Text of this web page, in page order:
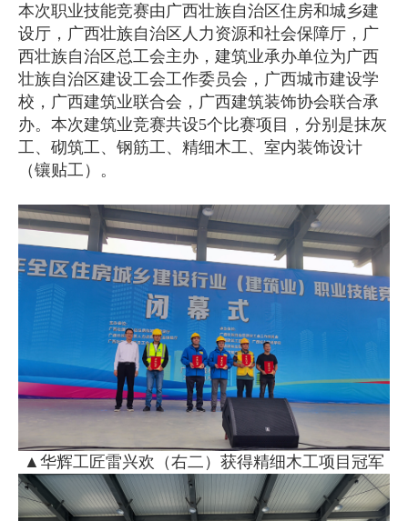
本次职业技能竞赛由广西壮族自治区住房和城乡建
设厅，广西壮族自治区人力资源和社会保障厅，广
西壮族自治区总工会主办，建筑业承办单位为广西
壮族自治区建设工会工作委员会，广西城市建设学
校，广西建筑业联合会，广西建筑装饰协会联合承
办。本次建筑业竞赛共设5个比赛项目，分别是抹灰
工、砌筑工、钢筋工、精细木工、室内装饰设计
（镶贴工）。
▲华辉工匠雷兴欢（右二）获得精细木工项目冠军